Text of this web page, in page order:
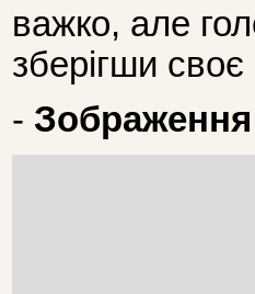
важко, але
зберігши
- Зображення